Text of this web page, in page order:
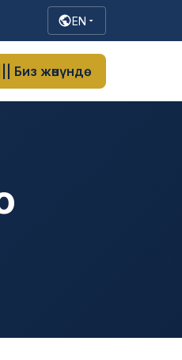
(noscript)End Google
EN
жөнүндө